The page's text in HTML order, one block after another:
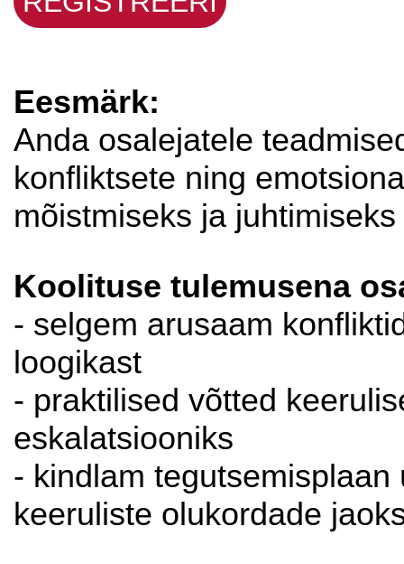
Eesmärk:
Anda osalejatele
konfliktsete ning
mõistmiseks ja juhtimiseks
Koolituse tulemusena
- selgem arusaam
loogikast
- praktilised võtted
eskalatsiooniks
- kindlam
keeruliste olukordade